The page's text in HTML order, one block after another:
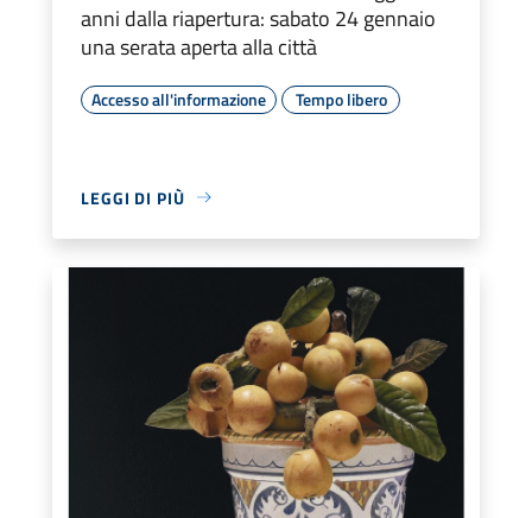
anni dalla riapertura: sabato 24 gennaio
una serata aperta alla città
Accesso all'informazione Tempo libero
LEGGI DI PIÙ